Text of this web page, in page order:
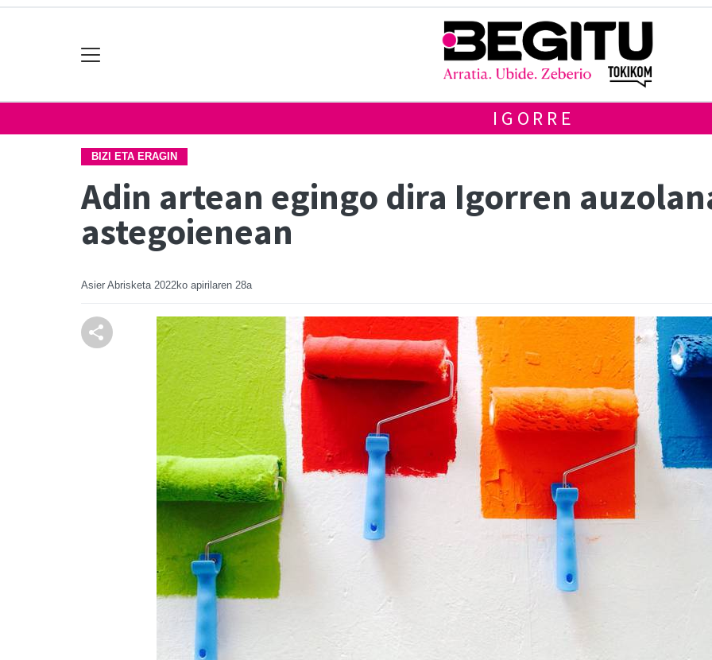
IGORRE
BIZI ETA ERAGIN
Adin artean egingo dira Igorren
astegoienean
Asier Abrisketa 2022ko apirilaren 28a